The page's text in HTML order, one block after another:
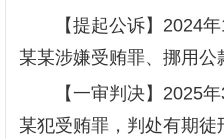
【提起公诉】2024年
某某涉嫌受贿罪、挪用
【一审判决】2025年
某犯受贿罪，判处有期